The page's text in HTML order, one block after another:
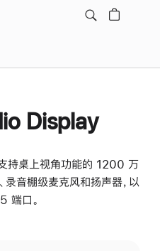
Display
持桌上视角功能的 1200 万
音棚级麦克风和扬声器，以
端口。